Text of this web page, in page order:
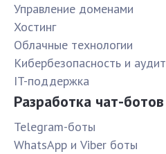
Управление доменами
Хостинг
Облачные технологии
Кибербезопасность и аудит
IT-поддержка
Разработка чат-ботов
Telegram-боты
WhatsApp и Viber боты